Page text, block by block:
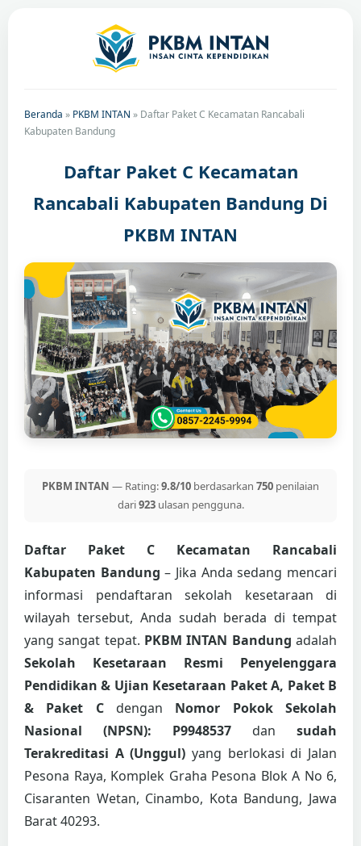
Beranda » PKBM INTAN » Daftar Paket C Kecamatan Rancabali
Kabupaten Bandung
Daftar Paket C Kecamatan
Rancabali Kabupaten Bandung Di
PKBM INTAN
PKBM INTAN — Rating:9.8/10 berdasarkan 750 penilaian
dari923ulasan pengguna.
Daftar Paket C Kecamatan Rancabali
Kabupaten Bandung – Jika Anda sedang mencari
informasi pendaftaran sekolah kesetaraan di
wilayah tersebut, Anda sudah berada di tempat
yang sangat tepat. PKBM INTAN Bandung adalah
Sekolah Kesetaraan Resmi Penyelenggara
Pendidikan & Ujian Kesetaraan Paket A, Paket B
& Paket Cdengan Nomor Pokok Sekolah
Nasional (NPSN): P9948537 dan sudah
Terakreditasi A (Unggul) yang berlokasi di Jalan
Pesona Raya, Komplek Graha Pesona Blok A No 6,
Cisaranten Wetan, Cinambo, Kota Bandung, Jawa
Barat 40293.